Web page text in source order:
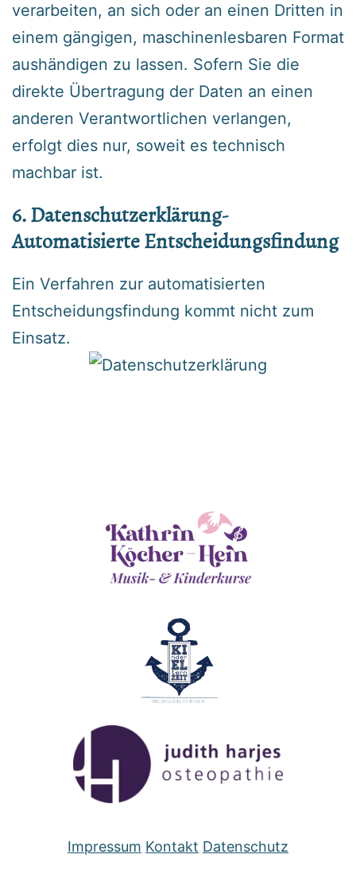
verarbeiten, an sich oder an einen Dritten in
einem gängigen, maschinenlesbaren Format
aushändigen zu lassen. Sofern Sie die
direkte Übertragung der Daten an einen
anderen Verantwortlichen verlangen,
erfolgt dies nur, soweit es technisch
machbar ist.
6. Datenschutzerklärung-
Automatisierte Entscheidungsfindung
Ein Verfahren zur automatisierten
Entscheidungsfindung kommt nicht zum
Einsatz.
Impressum Kontakt Datenschutz